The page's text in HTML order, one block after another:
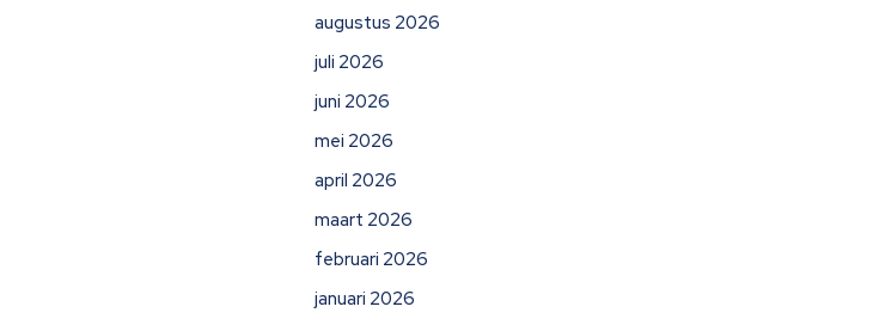
augustus 2026
juli 2026
juni 2026
mei 2026
april 2026
maart 2026
februari 2026
januari 2026